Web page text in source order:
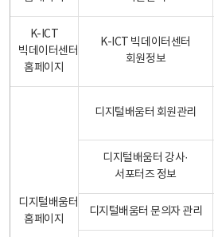
K-ICT
빅데이터센터
홈페이지
K-ICT 빅데이터센터
회원정보
디지털배움터
홈페이지
디지털배움터 회원관리
디지털배움터 강사·
서포터즈 정보
디지털배움터 문의자 관리